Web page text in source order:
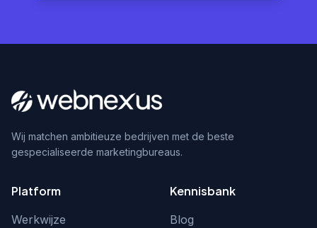
Wij matchen ambitieuze bedrijven met de beste
gespecialiseerde marketingbureaus.
Platform
Werkwijze
Kennisbank
Blog